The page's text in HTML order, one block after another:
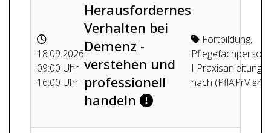
18.09.2026
09:00 Uhr -
16:00 Uhr
Herausfordernes
Verhalten bei
Demenz -
verstehen und
professionell
handeln
Fortbildung,
I Praxisanleitung
nach (PflAPrV §4)